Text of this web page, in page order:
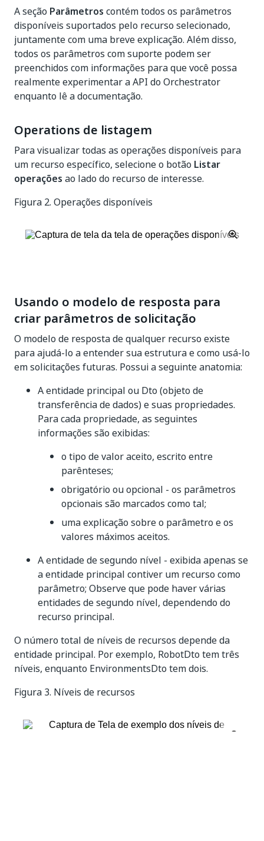
A seção Parâmetros contém todos os parâmetros
disponíveis suportados pelo recurso selecionado,
juntamente com uma breve explicação. Além disso,
todos os parâmetros com suporte podem ser
preenchidos com informações para que você possa
realmente experimentar a API do Orchestrator
enquanto lê a documentação.
Operations de listagem
Para visualizar todas as operações disponíveis para
um recurso específico, selecione o botão Listar
operações ao lado do recurso de interesse.
Figura 2. Operações disponíveis
Usando o modelo de resposta para
criar parâmetros de solicitação
O modelo de resposta de qualquer recurso existe
para ajudá-lo a entender sua estrutura e como usá-lo
em solicitações futuras. Possui a seguinte anatomia:
A entidade principal ou Dto (objeto de
transferência de dados) e suas propriedades.
Para cada propriedade, as seguintes
informações são exibidas:
o tipo de valor aceito, escrito entre
parênteses;
obrigatório ou opcional - os parâmetros
opcionais são marcados como tal;
uma explicação sobre o parâmetro e os
valores máximos aceitos.
A entidade de segundo nível - exibida apenas se
a entidade principal contiver um recurso como
parâmetro; Observe que pode haver várias
entidades de segundo nível, dependendo do
recurso principal.
O número total de níveis de recursos depende da
entidade principal. Por exemplo, RobotDto tem três
níveis, enquanto EnvironmentsDto tem dois.
Figura 3. Níveis de recursos